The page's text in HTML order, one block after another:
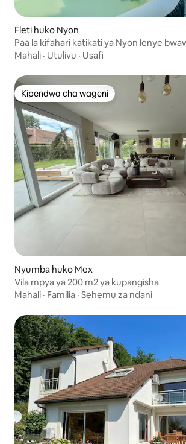
Fleti huko Nyon
Paa la kifahari katikati ya Nyon lenye
Mahali · Utulivu · Usafi
Kipendwa cha wageni
Kipendwa cha wageni
Nyumba huko Mex
Vila mpya ya 200 m2 ya kupangisha
Mahali · Familia · Sehemu za ndani